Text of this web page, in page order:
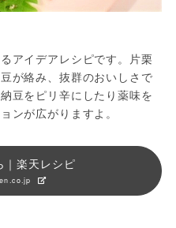
アイデアレシピです。片栗
が絡み、抜群のおいしさで
豆をピリ辛にしたり薬味を
ンが広がりますよ。
｜楽天レシピ